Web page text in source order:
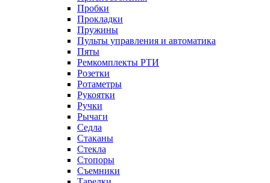
Пробки
Прокладки
Пружины
Пульты управления и автоматика
Пяты
Ремкомплекты РТИ
Розетки
Ротаметры
Рукоятки
Ручки
Рычаги
Седла
Стаканы
Стекла
Стопоры
Съемники